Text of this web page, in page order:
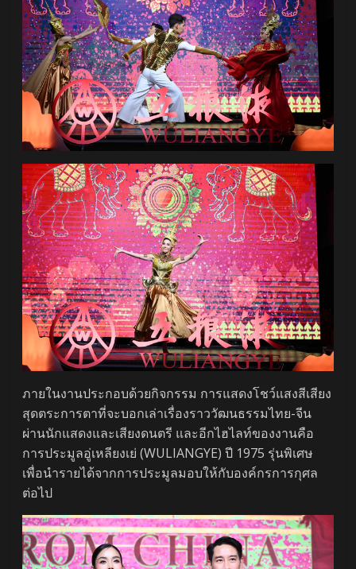
ภายในงานประกอบด้วยกิจกรรม การแสดงโชว์แสงสีเสียง
สุดตระการตาที่จะบอกเล่าเรื่องราววัฒนธรรมไทย-จีน
ผ่านนักแสดงและเสียงดนตรี และอีกไฮไลท์ของงานคือ
การประมูลอู่เหลียงเย่ (WULIANGYE) ปี 1975 รุ่นพิเศษ
เพื่อนำรายได้จากการประมูลมอบให้กับองค์กรการกุศล
ต่อไป